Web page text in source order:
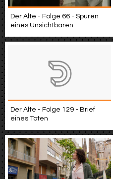
Der Alte - Folge 66 - Spuren
eines Unsichtbaren
Der Alte - Folge 129 - Brief
eines Toten